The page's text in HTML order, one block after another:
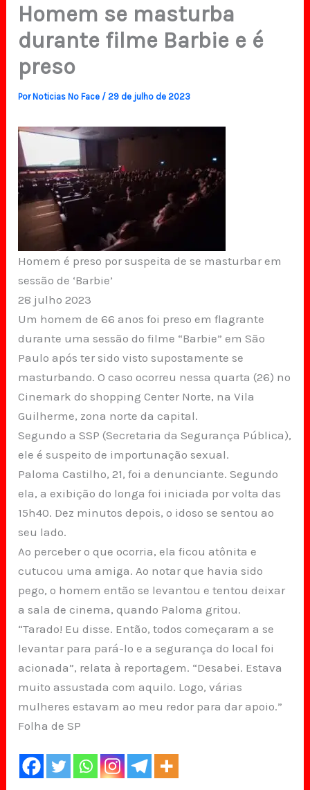
Homem se masturba
durante filme Barbie e é
preso
PorNoticias No Face /29 de julho de 2023
Homem é preso por suspeita de se masturbar em
sessão de ‘Barbie’
28 julho 2023
Um homem de 66 anos foi preso em flagrante
durante uma sessão do filme “Barbie” em São
Paulo após ter sido visto supostamente se
masturbando. O caso ocorreu nessa quarta (26) no
Cinemark do shopping Center Norte, na Vila
Guilherme, zona norte da capital.
Segundo a SSP (Secretaria da Segurança Pública),
ele é suspeito de importunação sexual.
Paloma Castilho, 21, foi a denunciante. Segundo
ela, a exibição do longa foi iniciada por volta das
15h40. Dez minutos depois, o idoso se sentou ao
seu lado.
Ao perceber o que ocorria, ela ficou atônita e
cutucou uma amiga. Ao notar que havia sido
pego, o homem então se levantou e tentou deixar
a sala de cinema, quando Paloma gritou.
“Tarado! Eu disse. Então, todos começaram a se
levantar para pará-lo e a segurança do local foi
acionada”, relata à reportagem. “Desabei. Estava
muito assustada com aquilo. Logo, várias
mulheres estavam ao meu redor para dar apoio.”
Folha de SP